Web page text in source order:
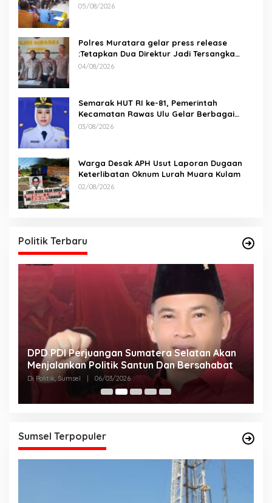
05/08/2026
Polres Muratara gelar press release
:Tetapkan Dua Direktur Jadi Tersangka
Kecelakaan Maut antara Bus ALS dan
04/08/2026
Semarak HUT RI ke-81, Pemerintah
Kecamatan Rawas Ulu Gelar Berbagai
Lomba
03/08/2026
Warga Desak APH Usut Laporan Dugaan
Keterlibatan Oknum Lurah Muara Kulam
02/08/2026
Politik Terbaru
DPD PDI Perjuangan Sumatera Selatan Akan
Menjalankan Politik Santun Dan Bersahabat
Di Politik, Sumsel | 06/03/2026
Sumsel Terpopuler